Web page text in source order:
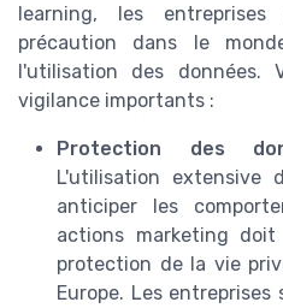
learning, les
précaution dans le
l'utilisation des données.
vigilance importants :
Protection des
L'utilisation extensive
anticiper les
actions marketing
protection de la vie
Europe. Les